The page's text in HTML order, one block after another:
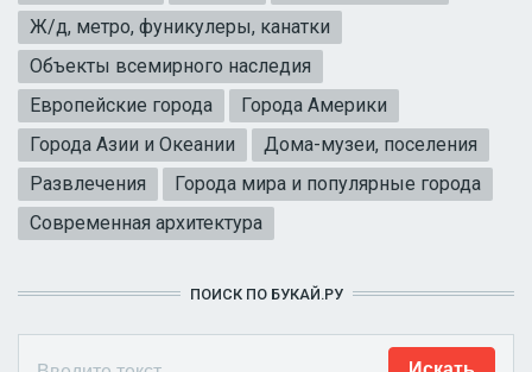
Ж/д, метро, фуникулеры, канатки
Объекты всемирного наследия
Европейские города
Города Америки
Города Азии и Океании
Дома-музеи, поселения
Развлечения
Города мира и популярные города
Современная архитектура
ПОИСК ПО БУКАЙ.РУ